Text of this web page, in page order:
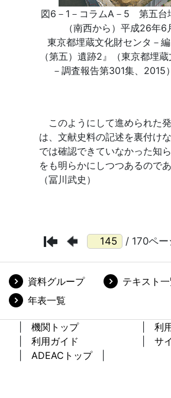
/ 170ペー
資料グループ
テキスト
年表一覧
機関トップ
利
利用ガイド
サ
ADEACトップ